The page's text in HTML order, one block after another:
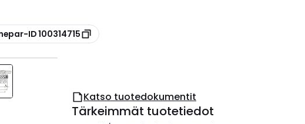
ID 100314715
Katso tuotedokumentit
Tärkeimmät tuotetiedot